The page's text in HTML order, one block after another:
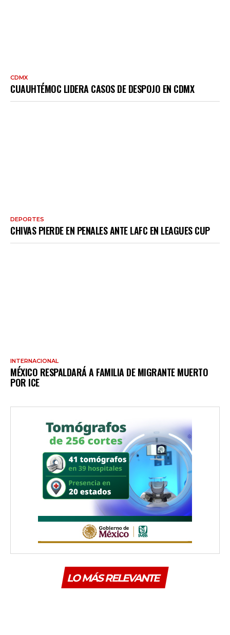
CDMX
CUAUHTÉMOC LIDERA CASOS DE DESPOJO EN CDMX
DEPORTES
CHIVAS PIERDE EN PENALES ANTE LAFC EN LEAGUES CUP
INTERNACIONAL
MÉXICO RESPALDARÁ A FAMILIA DE MIGRANTE MUERTO
POR ICE
LO MÁS RELEVANTE